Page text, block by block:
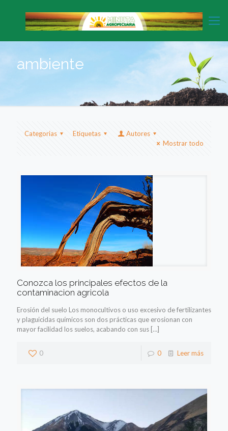
ambiente
Categorias Etiquetas
Autores
Mostrar todo
Conozca los principales efectos de la
contaminacion agricola
Erosión del suelo Los monocultivos o uso excesivo de fertilizantes
y plaguicidas químicos son dos prácticas que erosionan con
mayor facilidad los suelos, acabando con sus […]
0 0 Leer más